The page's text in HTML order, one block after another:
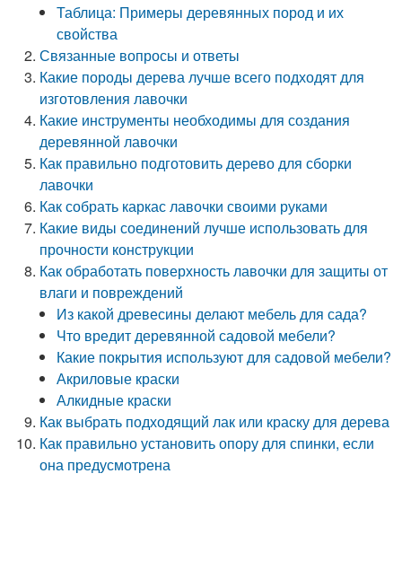
Таблица: Примеры деревянных пород и их
свойства
Связанные вопросы и ответы
Какие породы дерева лучше всего подходят для
изготовления лавочки
Какие инструменты необходимы для создания
деревянной лавочки
Как правильно подготовить дерево для сборки
лавочки
Как собрать каркас лавочки своими руками
Какие виды соединений лучше использовать для
прочности конструкции
Как обработать поверхность лавочки для защиты от
влаги и повреждений
Из какой древесины делают мебель для сада?
Что вредит деревянной садовой мебели?
Какие покрытия используют для садовой мебели?
Акриловые краски
Алкидные краски
Как выбрать подходящий лак или краску для дерева
Как правильно установить опору для спинки, если
она предусмотрена